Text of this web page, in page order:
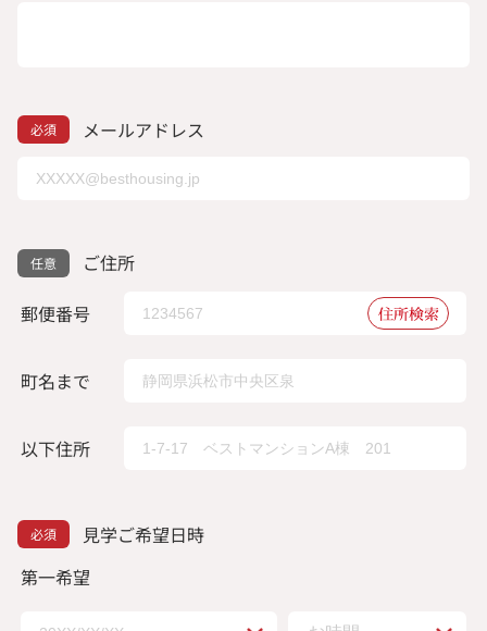
メールアドレス
ご住所
郵便番号
住所検索
町名まで
以下住所
見学ご希望日時
第一希望